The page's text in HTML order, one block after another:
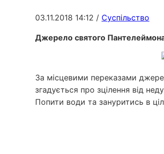
03.11.2018 14:12 / Суспільство
Джерело святого
За місцевими переказами
згадується про зцілення від
Попити води та зануритись в